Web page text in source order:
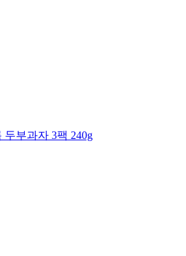
부과자 3팩 240g